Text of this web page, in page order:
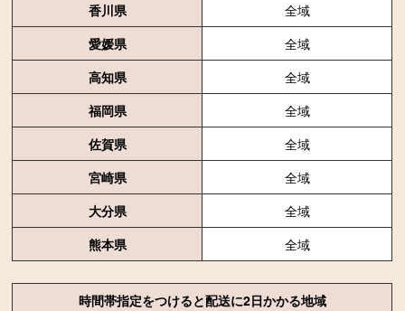
香川県
全域
愛媛県
全域
高知県
全域
福岡県
全域
佐賀県
全域
宮崎県
全域
大分県
全域
熊本県
全域
時間帯指定をつけると配送に2日かかる地域